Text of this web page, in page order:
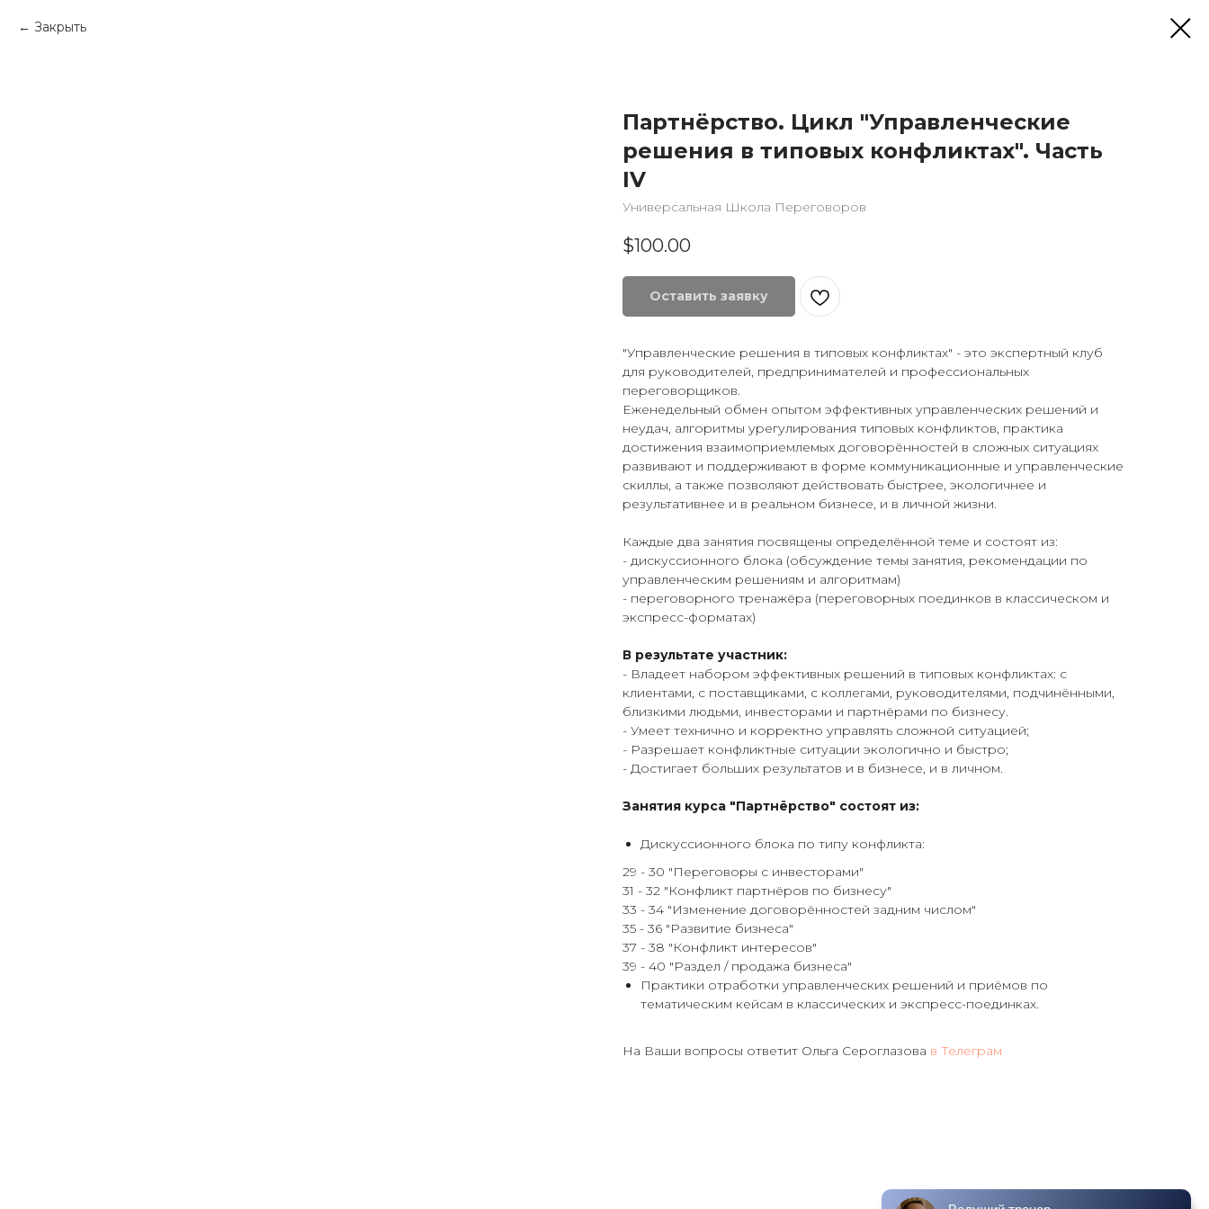
Закрыть
Партнёрство. Цикл "Управленческие
решения в типовых конфликтах". Часть
IV
Универсальная Школа Переговоров
$100.00
Оставить заявку
"Управленческие решения в типовых конфликтах" - это экспертный клуб
для руководителей, предпринимателей и профессиональных
переговорщиков.
Еженедельный обмен опытом эффективных управленческих решений и
неудач, алгоритмы урегулирования типовых конфликтов, практика
достижения взаимоприемлемых договорённостей в сложных ситуациях
развивают и поддерживают в форме коммуникационные и управленческие
скиллы, а также позволяют действовать быстрее, экологичнее и
результативнее и в реальном бизнесе, и в личной жизни.
Каждые два занятия посвящены определённой теме и состоят из:
- дискуссионного блока (обсуждение темы занятия, рекомендации по
управленческим решениям и алгоритмам)
- переговорного тренажёра (переговорных поединков в классическом и
экспресс-форматах)
В результате участник:
- Владеет набором эффективных решений в типовых конфликтах: с
клиентами, с поставщиками, с коллегами, руководителями, подчинёнными,
близкими людьми, инвесторами и партнёрами по бизнесу.
- Умеет технично и корректно управлять сложной ситуацией;
- Разрешает конфликтные ситуации экологично и быстро;
- Достигает больших результатов и в бизнесе, и в личном.
Занятия курса "Партнёрство" состоят из:
Дискуссионного блока по типу конфликта:
29 - 30 "Переговоры с инвесторами"
31 - 32 "Конфликт партнёров по бизнесу"
33 - 34 "Изменение договорённостей задним числом"
35 - 36 "Развитие бизнеса"
37 - 38 "Конфликт интересов"
39 - 40 "Раздел / продажа бизнеса"
Практики отработки управленческих решений и приёмов по
тематическим кейсам в классических и экспресс-поединках.
На Ваши вопросы ответит Ольга Сероглазова в Телеграм